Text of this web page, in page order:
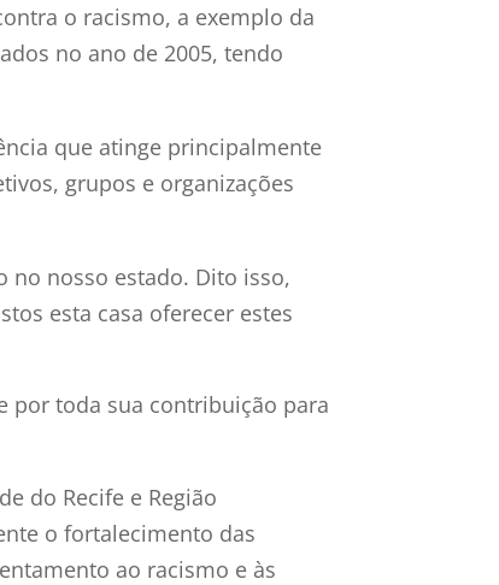
o racismo, a exemplo da
no ano de 2005, tendo
que atinge principalmente
grupos e organizações
no nosso estado. Dito isso,
esta casa oferecer estes
por toda sua contribuição para
do Recife e Região
o fortalecimento das
ao racismo e às